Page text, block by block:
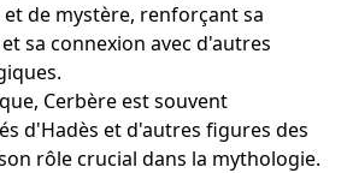
de mystère, renforçant sa
sa connexion avec d'autres
Cerbère est souvent
d'Hadès et d'autres figures des
rôle crucial dans la mythologie.